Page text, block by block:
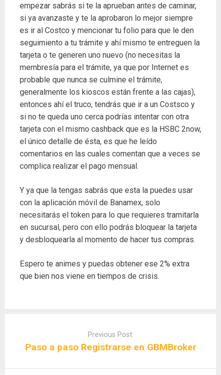
empezar sabrás si te la aprueban antes de caminar,
si ya avanzaste y te la aprobaron lo mejor siempre
es ir al Costco y mencionar tu folio para que le den
seguimiento a tu trámite y ahí mismo te entreguen la
tarjeta o te generen uno nuevo (no necesitas la
membresía para el trámite, ya que por Internet es
probable que nunca se culmine el trámite,
generalmente los kioscos están frente a las cajas),
entonces ahí el truco, tendrás que ir a un Costsco y
si no te queda uno cerca podrías intentar con otra
tarjeta con el mismo cashback que es la HSBC 2now,
el único detalle de ésta, es que he leído
comentarios en las cuales comentan que a veces se
complica realizar el pago mensual.
Y ya que la tengas sabrás que esta la puedes usar
con la aplicación móvil de Banamex, solo
necesitarás el token para lo que requieres tramitarla
en sucursal, pero con ello podrás bloquear la tarjeta
y desbloquearla al momento de hacer tus compras.
Espero te animes y puedas obtener ese 2% extra
que bien nos viene en tiempos de crisis.
Previous Post:
Paso a paso Registrarse en GBMBroker